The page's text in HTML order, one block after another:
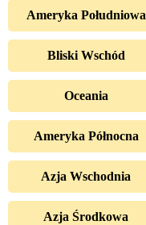
Ameryka Południowa
Bliski Wschód
Oceania
Ameryka Północna
Azja Wschodnia
Azja Środkowa